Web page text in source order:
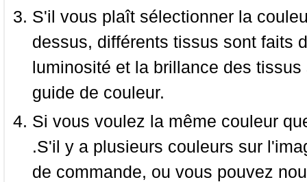
S'il vous plaît sélectionner la
dessus, différents tissus sont faits
luminosité et la brillance des
guide de couleur.
Si vous voulez la même couleur
.S'il y a plusieurs couleurs sur
de commande, ou vous pouvez